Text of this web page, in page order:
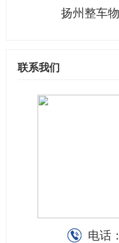
扬州整车
联系我们
电话：